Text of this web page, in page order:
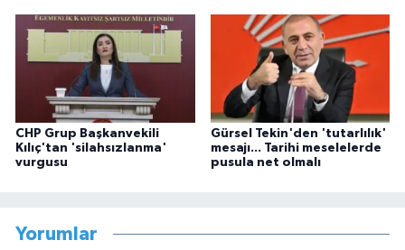
CHP Grup Başkanvekili
Kılıç'tan 'silahsızlanma'
vurgusu
Gürsel Tekin'den 'tutarlılık'
mesajı... Tarihi meselelerde
pusula net olmalı
Yorumlar